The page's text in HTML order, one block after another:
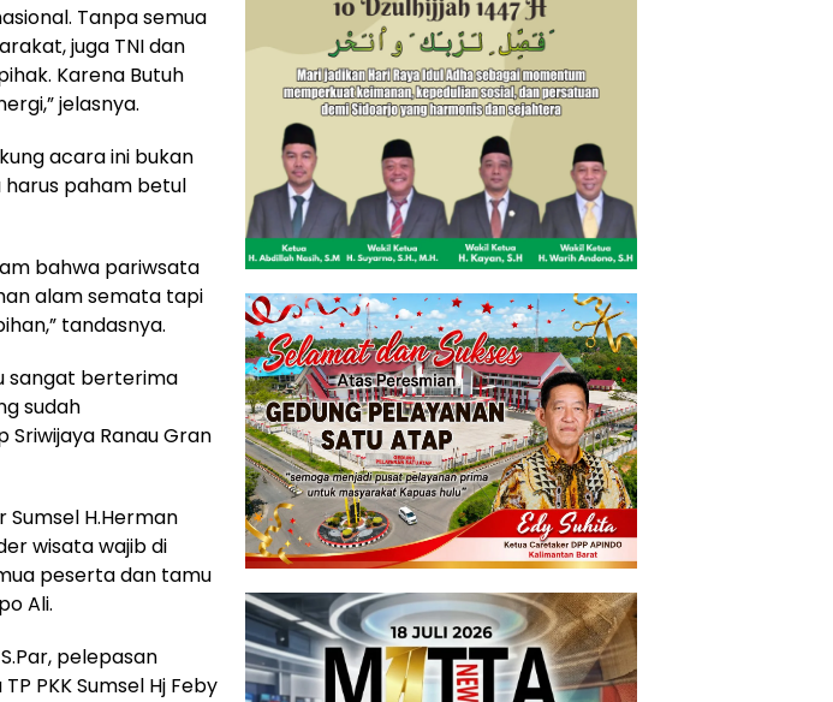
Tanpa semua
juga TNI dan
Karena Butuh
jelasnya.
acara ini bukan
harus paham betul
bahwa pariwsata
alam semata tapi
tandasnya.
sangat berterima
sudah
Ranau Gran
H.Herman
wisata wajib di
peserta dan tamu
Ali.
pelepasan
PKK Sumsel Hj Feby